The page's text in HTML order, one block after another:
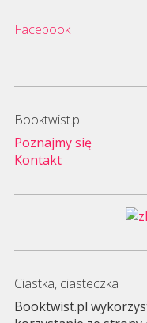
Facebook
Booktwist.pl
Poznajmy się
Kontakt
Ciastka, ciasteczka
Booktwist.pl